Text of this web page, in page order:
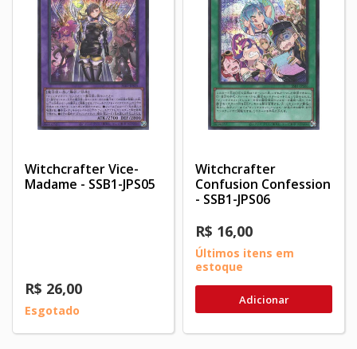
Witchcrafter Vice-
Madame - SSB1-JPS05
R$ 26,00
Esgotado
Witchcrafter
Confusion Confession
- SSB1-JPS06
R$ 16,00
Últimos itens em
estoque
Adicionar